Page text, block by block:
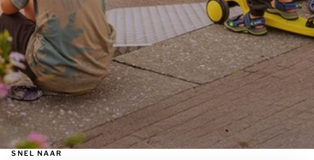
SNEL NAAR